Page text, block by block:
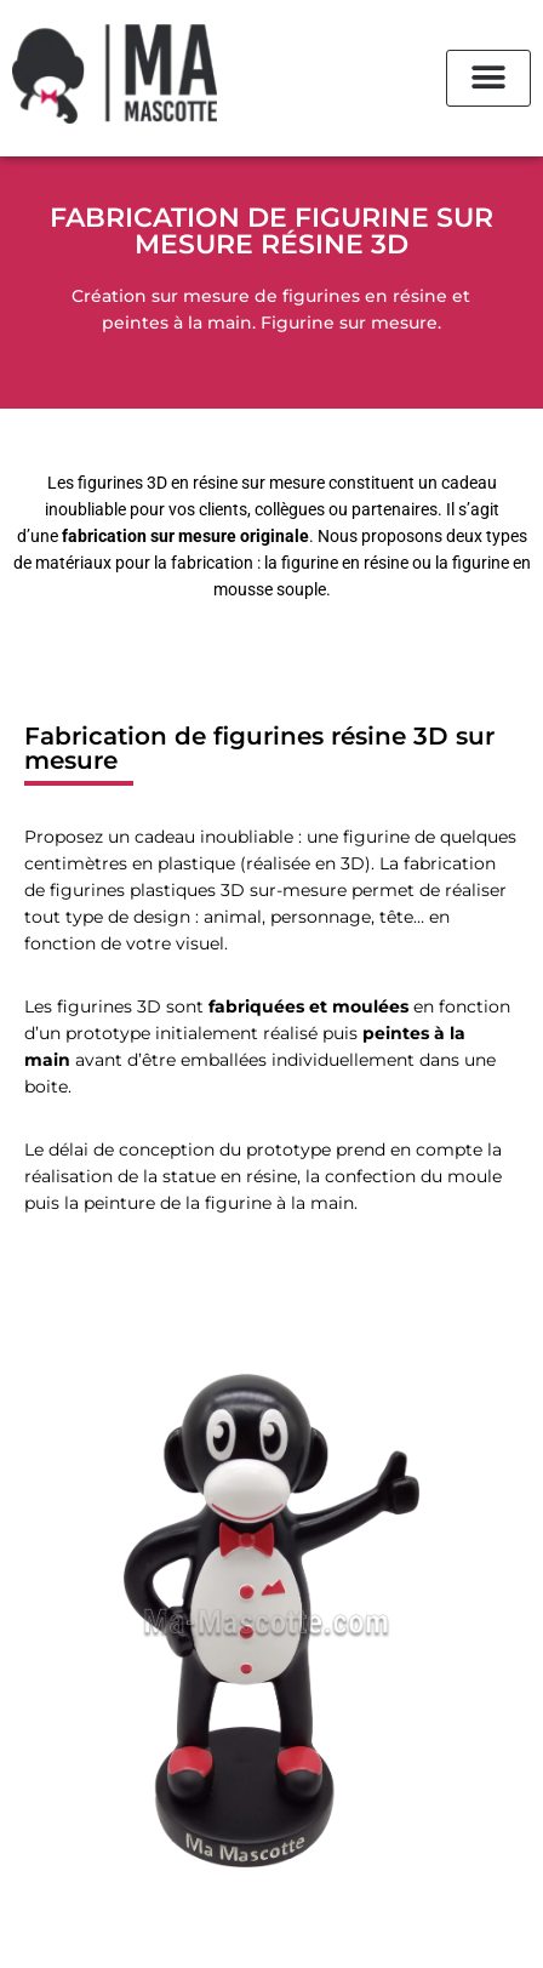
au
contenu
FABRICATION DE FIGURINE SUR
MESURE RÉSINE 3D
Création sur mesure de figurines en résine et
peintes à la main. Figurine sur mesure.
Les figurines 3D en résine sur mesure constituent un cadeau
inoubliable pour vos clients, collègues ou partenaires. Il s’agit
d’unefabrication sur mesure originale. Nous proposons deux types
de matériaux pour la fabrication : la figurine en résine ou la figurine en
mousse souple.
Fabrication de figurines résine 3D sur
mesure
Proposez un cadeau inoubliable : une figurine de quelques
centimètres en plastique (réalisée en 3D). La fabrication
de figurines plastiques 3D sur-mesure permet de réaliser
tout type de design : animal, personnage, tête… en
fonction de votre visuel.
Les figurines 3D sont fabriquées et moulées en fonction
d’un prototype initialement réalisé puis peintes à la
main avant d’être emballées individuellement dans une
boite.
Le délai de conception du prototype prend en compte la
réalisation de la statue en résine, la confection du moule
puis la peinture de la figurine à la main.